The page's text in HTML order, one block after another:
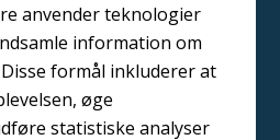
til overfladebehandling i
anvender teknologier
information om
formål inkluderer at
øge
statistiske analyser